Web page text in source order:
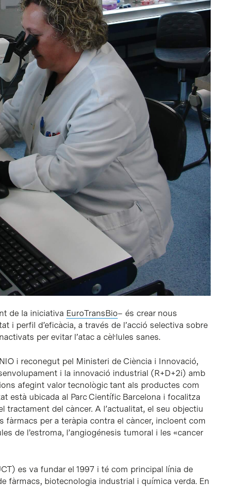
de la iniciativa EuroTransBio– és crear nous
i perfil d’eficàcia, a través de l’acció selectiva sobre
per evitar l’atac a cèl·lules sanes.
i reconegut pel Ministeri de Ciència i Innovació,
i la innovació industrial (R+D+2i) amb
afegint valor tecnològic tant als productes com
està ubicada al Parc Científic Barcelona i focalitza
tractament del càncer. A l’actualitat, el seu objectiu
per a teràpia contra el càncer, incloent com
de l’estroma, l’angiogénesis tumoral i les «cancer
es va fundar el 1997 i té com principal línia de
fàrmacs, biotecnologia industrial i química verda. En